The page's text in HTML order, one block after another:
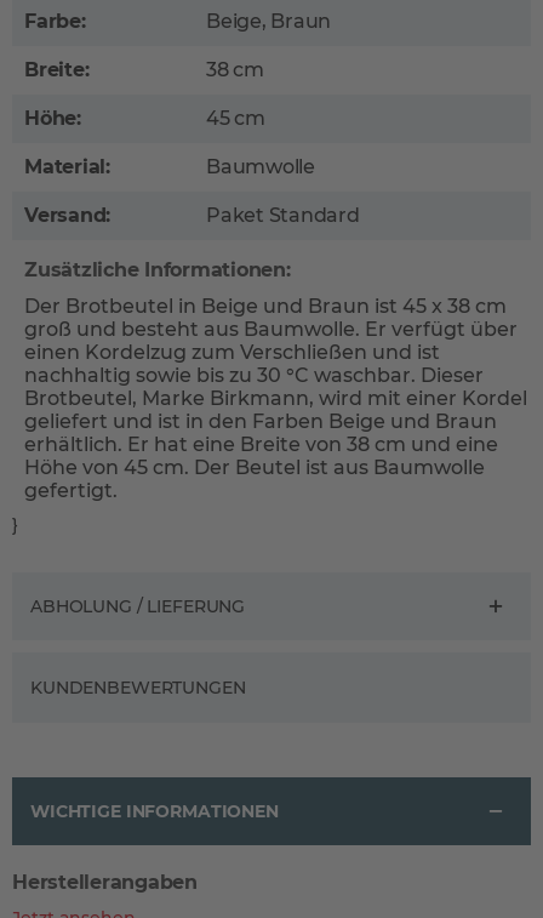
Farbe: Beige, Braun
Breite: 38 cm
Höhe: 45 cm
Material: Baumwolle
Versand: Paket Standard
Zusätzliche Informationen:
Der Brotbeutel in Beige und Braun ist 45 x 38 cm
groß und besteht aus Baumwolle. Er verfügt über
einen Kordelzug zum Verschließen und ist
nachhaltig sowie bis zu 30 °C waschbar. Dieser
Brotbeutel, Marke Birkmann, wird mit einer Kordel
geliefert und ist in den Farben Beige und Braun
erhältlich. Er hat eine Breite von 38 cm und eine
Höhe von 45 cm. Der Beutel ist aus Baumwolle
gefertigt.
}
ABHOLUNG / LIEFERUNG
KUNDENBEWERTUNGEN
WICHTIGE INFORMATIONEN
Herstellerangaben